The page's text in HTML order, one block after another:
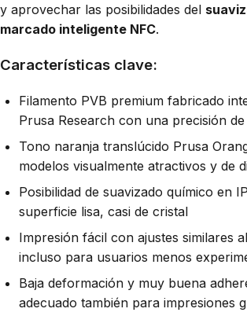
y aprovechar las posibilidades del
marcado inteligente NFC.
Características clave:
Filamento PVB premium fabricado
Prusa Research con una precisión
Tono naranja translúcido Prusa
modelos visualmente atractivos y de
Posibilidad de suavizado químico en
superficie lisa, casi de cristal
Impresión fácil con ajustes similares
incluso para usuarios menos
Baja deformación y muy buena
adecuado también para impresiones